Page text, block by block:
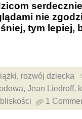
nie
tym lepiej,
, rozwój dziecka
, Jean Liedroff,
1